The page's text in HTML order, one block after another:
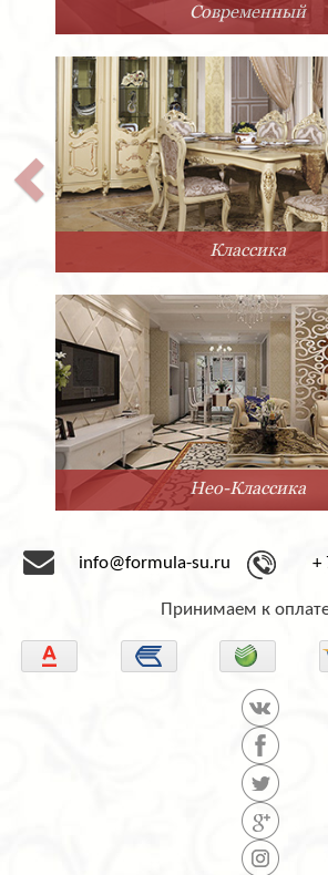
Современный
Нео-Классика
info@formula-su.ru +
Принимаем к